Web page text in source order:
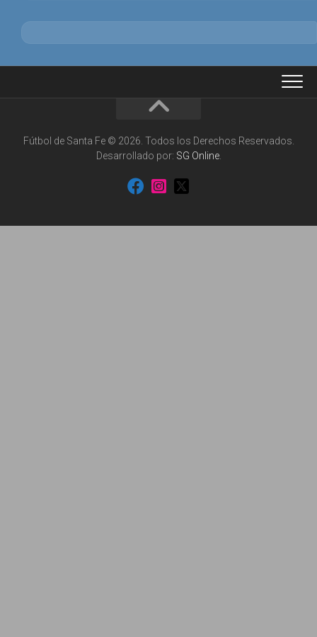
Fútbol de Santa Fe © 2026. Todos los Derechos Reservados.
Desarrollado por: SG Online.